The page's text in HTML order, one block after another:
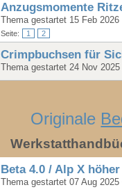
Anzugsmomente
Thema gestartet 15 Feb 2026
Seite: 1 2
Crimpbuchsen für
Thema gestartet 24 Nov
Originale
Beta 4.0 / Alp X
Thema gestartet 07 Aug